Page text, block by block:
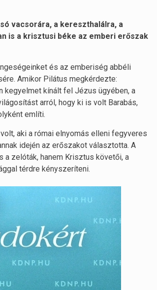
vacsorára, a kereszthalálra, a
is a krisztusi béke az emberi erőszak
és az emberiség abbéli
Amikor Pilátus megkérdezte:
kegyelmet kínált fel Jézus ügyében, a
arról, hogy ki is volt Barabás,
említi.
aki a római elnyomás elleni fegyveres
idején az erőszakot választotta. A
a zelóták, hanem Krisztus követői, a
térdre kényszeríteni.